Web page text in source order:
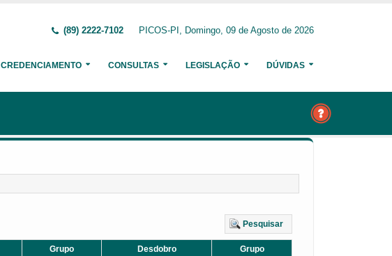
(89) 2222-7102 PICOS-PI, Domingo, 09 de Agosto de 2026
CREDENCIAMENTO CONSULTAS LEGISLAÇÃO DÚVIDAS
Pesquisar
Grupo Desdobro
Grupo